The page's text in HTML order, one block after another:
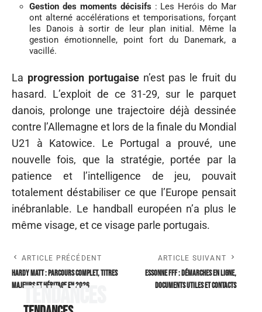
Gestion des moments décisifs : Les Heróis do Mar
ont alterné accélérations et temporisations, forçant
les Danois à sortir de leur plan initial. Même la
gestion émotionnelle, point fort du Danemark, a
vacillé.
La progression portugaisen’est pas le fruit du
hasard. L’exploit de ce 31-29, sur le parquet
danois, prolonge une trajectoire déjà dessinée
contre l’Allemagne et lors de la finale du Mondial
U21 à Katowice. Le Portugal a prouvé, une
nouvelle fois, que la stratégie, portée par la
patience et l’intelligence de jeu, pouvait
totalement déstabiliser ce que l’Europe pensait
inébranlable. Le handball européen n’a plus le
même visage, et ce visage parle portugais.
ARTICLE PRÉCÉDENT
Hardy Matt : parcours complet, titres
majeurs et héritage en 2026
ARTICLE SUIVANT
ESSONNE FFF : démarches en ligne,
documents utiles et contacts
Tendances